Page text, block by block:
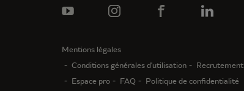
Mentions légales
Conditions générales d'utilisation
Recrutement
Espace pro
FAQ
Politique de confidentialité